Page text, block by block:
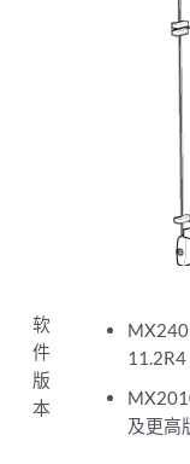
软
件
版
本
及更高